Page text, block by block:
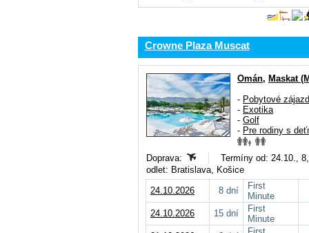
Crowne Plaza Muscat
Omán, Maskat
- Pobytové
- Exotika
- Golf
- Pre rodiny s
Doprava:
Termíny od: 24.10.,
odlet: Bratislava, Košice
24.10.2026
8 dní
First
Minute
24.10.2026
15 dní
First
Minute